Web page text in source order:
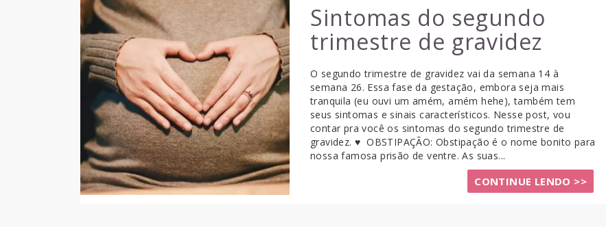
Sintomas do segundo
trimestre de gravidez
O segundo trimestre de gravidez vai da semana 14 à
semana 26. Essa fase da gestação, embora seja mais
tranquila (eu ouvi um amém, amém hehe), também tem
seus sintomas e sinais característicos. Nesse post, vou
contar pra você os sintomas do segundo trimestre de
gravidez. ♥ OBSTIPAÇÃO: Obstipação é o nome bonito para
nossa famosa prisão de ventre. As suas...
CONTINUE LENDO >>